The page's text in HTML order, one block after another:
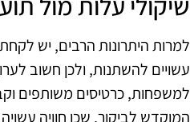
למרות היתרונות הרבים, יש
עשויים להשתנות, ולכן חשוב
למשפחות, כרטיסים משותפים
המוקדש לביקור, שכן חוויה